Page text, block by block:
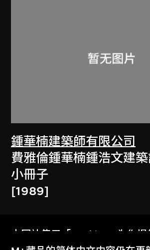
鍾華楠建築師有限公司
費雅倫鍾華楠鍾浩文建
小冊子
[1989]
本网站使用「Cookies」为你提